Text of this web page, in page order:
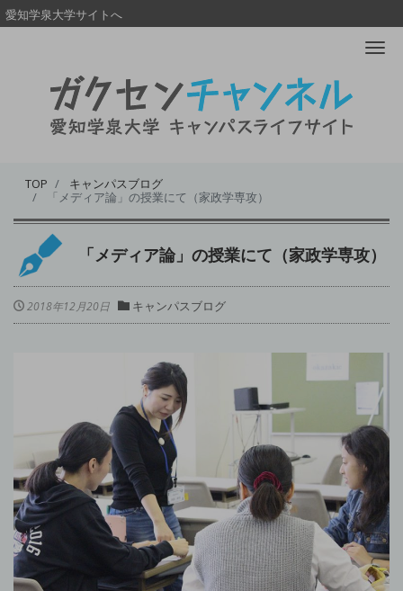
愛知学泉大学サイトへ
TOP
キャンパスブログ
「メディア論」の授業にて（家政学専攻）
「メディア論」の授業にて（家政学専攻）
2018年12月20日 キャンパスブログ